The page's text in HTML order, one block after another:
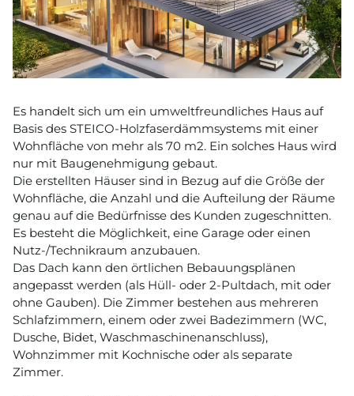
Es handelt sich um ein umweltfreundliches Haus auf
Basis des STEICO-Holzfaserdämmsystems mit einer
Wohnfläche von mehr als 70 m2. Ein solches Haus wird
nur mit Baugenehmigung gebaut.
Die erstellten Häuser sind in Bezug auf die Größe der
Wohnfläche, die Anzahl und die Aufteilung der Räume
genau auf die Bedürfnisse des Kunden zugeschnitten.
Es besteht die Möglichkeit, eine Garage oder einen
Nutz-/Technikraum anzubauen.
Das Dach kann den örtlichen Bebauungsplänen
angepasst werden (als Hüll- oder 2-Pultdach, mit oder
ohne Gauben). Die Zimmer bestehen aus mehreren
Schlafzimmern, einem oder zwei Badezimmern (WC,
Dusche, Bidet, Waschmaschinenanschluss),
Wohnzimmer mit Kochnische oder als separate
Zimmer.